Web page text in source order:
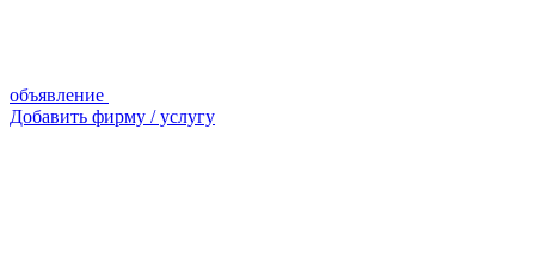
объявление
Добавить фирму / услугу